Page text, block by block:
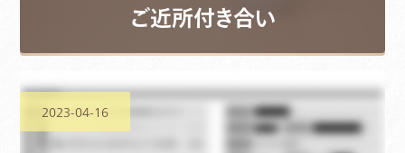
ご近所付き合い
2023-04-16